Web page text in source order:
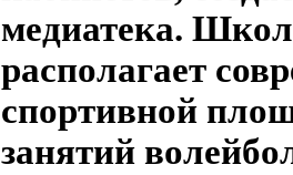
медиатека.
располагает
спортивной
занятий